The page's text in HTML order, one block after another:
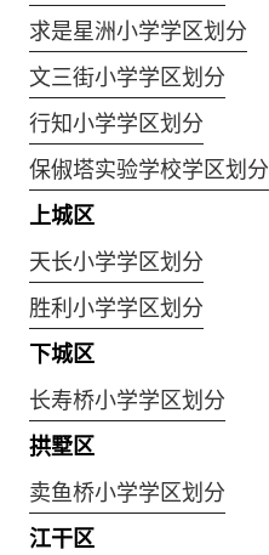
求是星洲小学学区划分
文三街小学学区划分
行知小学学区划分
保俶塔实验学校学区划分
上城区
天长小学学区划分
胜利小学学区划分
下城区
长寿桥小学学区划分
拱墅区
卖鱼桥小学学区划分
江干区